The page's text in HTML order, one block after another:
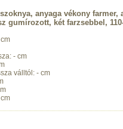
anyaga vékony farmer,
gumírozott, két farzsebbel,
- cm
válltól: - cm